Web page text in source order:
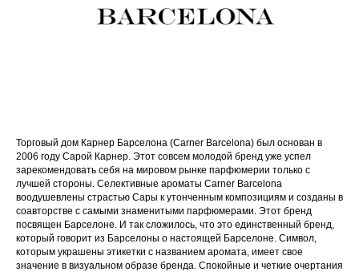
Торговый дом Карнер Барселона (Carner Barcelona) был основан в
2006 году Сарой Карнер. Этот совсем молодой бренд уже успел
зарекомендовать себя на мировом рынке парфюмерии только с
лучшей стороны. Селективные ароматы Carner Barcelona
воодушевлены страстью Сары к утонченным композициям и созданы в
соавторстве с самыми знаменитыми парфюмерами. Этот бренд
посвящен Барселоне. И так сложилось, что это единственный бренд,
который говорит из Барселоны о настоящей Барселоне. Символ,
которым украшены этикетки с названием аромата, имеет свое
значение в визуальном образе бренда. Спокойные и четкие очертания